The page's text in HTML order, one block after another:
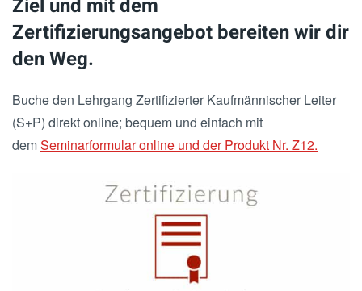
Ziel und mit dem
Zertifizierungsangebot bereiten wir dir
den Weg.
Buche den Lehrgang Zertifizierter Kaufmännischer Leiter
(S+P) direkt online; bequem und einfach mit
demSeminarformular online und der Produkt Nr. Z12.